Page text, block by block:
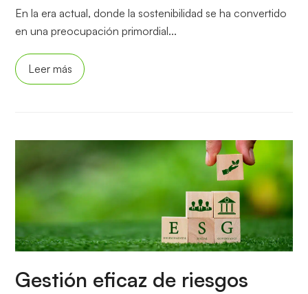
En la era actual, donde la sostenibilidad se ha convertido
en una preocupación primordial...
Leer más
Gestión eficaz de riesgos